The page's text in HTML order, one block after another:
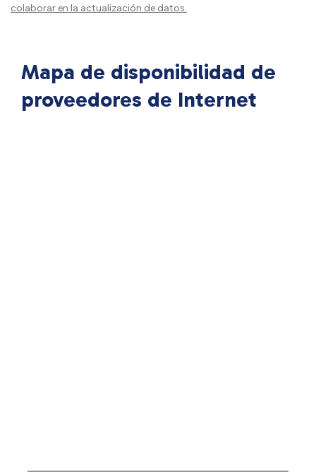
colaborar en la actualización de datos.
Mapa de disponibilidad de
proveedores de Internet